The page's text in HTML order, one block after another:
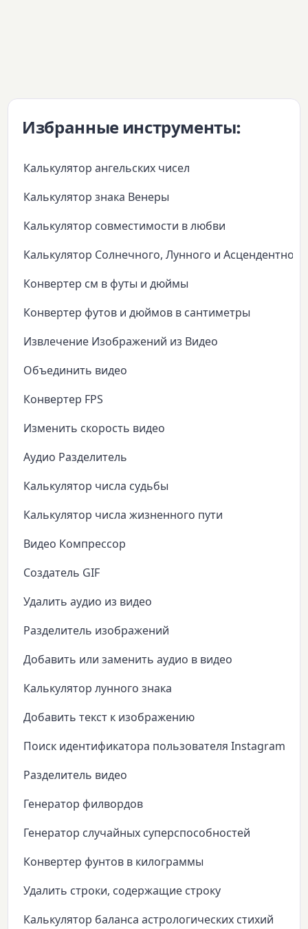
Избранные инструменты:
Калькулятор ангельских чисел
Калькулятор знака Венеры
Калькулятор совместимости в любви
Калькулятор Солнечного, Лунного и Асцендентного
Конвертер см в футы и дюймы
Конвертер футов и дюймов в сантиметры
Извлечение Изображений из Видео
Объединить видео
Конвертер FPS
Изменить скорость видео
Аудио Разделитель
Калькулятор числа судьбы
Калькулятор числа жизненного пути
Видео Компрессор
Создатель GIF
Удалить аудио из видео
Разделитель изображений
Добавить или заменить аудио в видео
Калькулятор лунного знака
Добавить текст к изображению
Поиск идентификатора пользователя Instagram
Разделитель видео
Генератор филвордов
Генератор случайных суперспособностей
Конвертер фунтов в килограммы
Удалить строки, содержащие строку
Калькулятор баланса астрологических стихий